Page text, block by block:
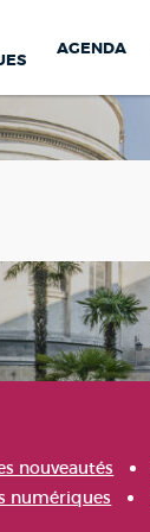
AGENDA
nouveautés
numériques